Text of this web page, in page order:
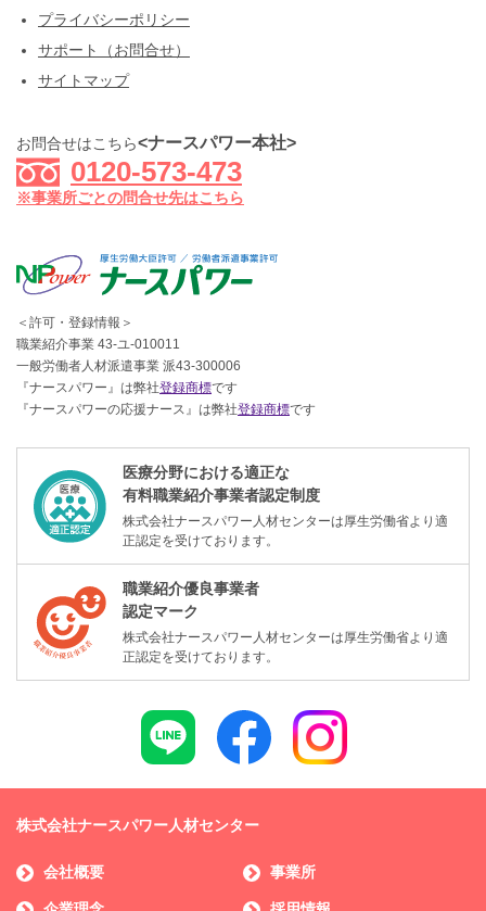
プライバシーポリシー
サポート（お問合せ）
サイトマップ
お問合せはこちら<ナースパワー本社>
0120-573-473
※事業所ごとの問合せ先はこちら
＜許可・登録情報＞
職業紹介事業 43-ユ-010011
一般労働者人材派遣事業 派43-300006
『ナースパワー』は弊社登録商標です
『ナースパワーの応援ナース』は弊社登録商標です
医療分野における適正な
有料職業紹介事業者認定制度
株式会社ナースパワー人材センターは厚生労働省より適
正認定を受けております。
職業紹介優良事業者
認定マーク
株式会社ナースパワー人材センターは厚生労働省より適
正認定を受けております。
株式会社ナースパワー人材センター
会社概要 事業所